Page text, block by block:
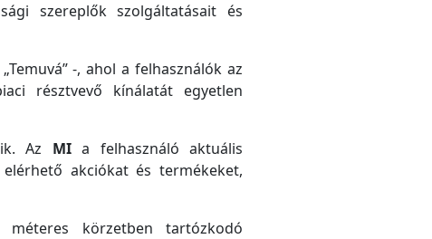
szereplők szolgáltatásait és
-, ahol a felhasználók az
résztvevő kínálatát egyetlen
Az MIa felhasználó aktuális
akciókat és termékeket,
körzetben tartózkodó